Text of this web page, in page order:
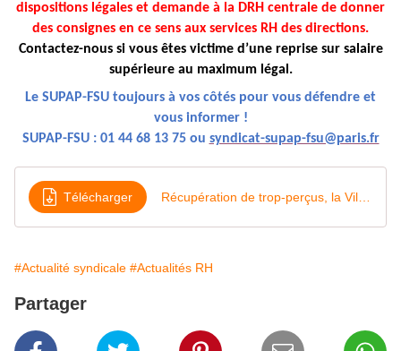
dispositions légales et demande à la DRH centrale de donner
des consignes en ce sens aux services RH des directions.
Contactez-nous si vous êtes victime d’une reprise sur salaire
supérieure au maximum légal.
Le SUPAP-FSU toujours à vos côtés pour vous défendre et
vous informer !
SUPAP-FSU : 01 44 68 13 75 ou syndicat-supap-fsu@paris.fr
Télécharger
#Actualité syndicale #Actualités RH
Partager